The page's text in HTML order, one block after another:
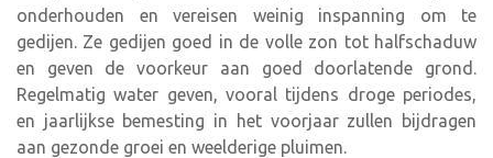
onderhouden en vereisen weinig inspanning om te
gedijen. Ze gedijen goed in de volle zon tot halfschaduw
en geven de voorkeur aan goed doorlatende grond.
Regelmatig water geven, vooral tijdens droge periodes,
en jaarlijkse bemesting in het voorjaar zullen bijdragen
aan gezonde groei en weelderige pluimen.